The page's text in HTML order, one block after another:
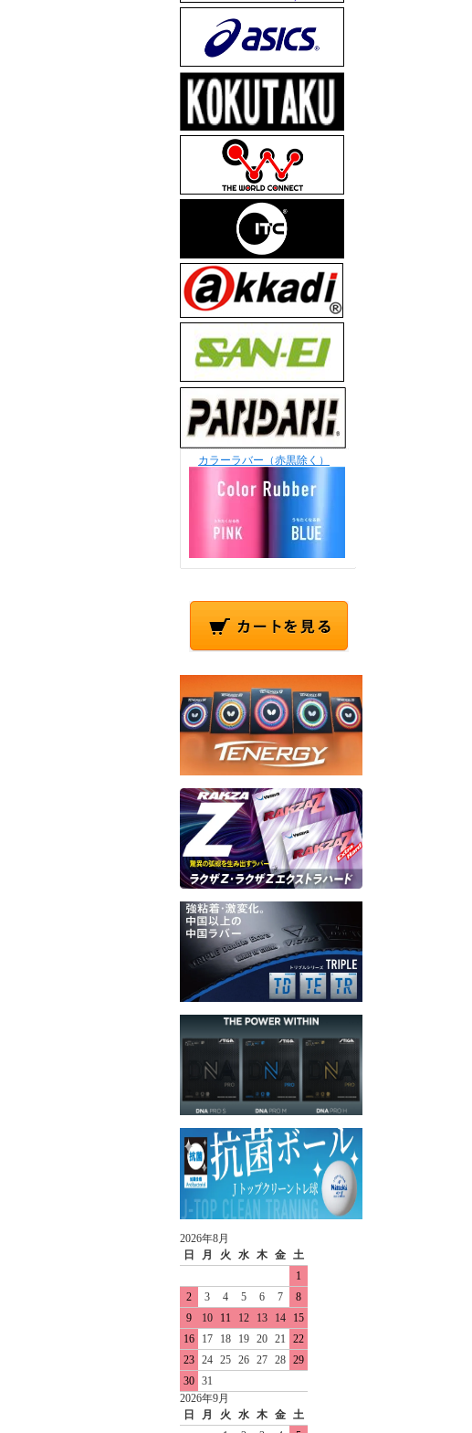
カラーラバー（赤黒除く）
2026年8月
日
月 火 水 木 金 土
1
2
3 4 5 6 7
8
9
10 11 12 13 14
15
16
17 18 19 20 21
22
23 24 25 26 27 28 29
30 31
2026年9月
日
月 火 水 木 金 土